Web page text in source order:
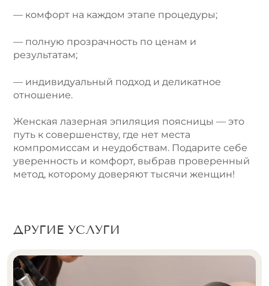
— комфорт на каждом этапе процедуры;
— полную прозрачность по ценам и
результатам;
— индивидуальный подход и деликатное
отношение.
Женская лазерная эпиляция поясницы — это
путь к совершенству, где нет места
компромиссам и неудобствам. Подарите себе
уверенность и комфорт, выбрав проверенный
метод, которому доверяют тысячи женщин!
ДРУГИЕ УСЛУГИ